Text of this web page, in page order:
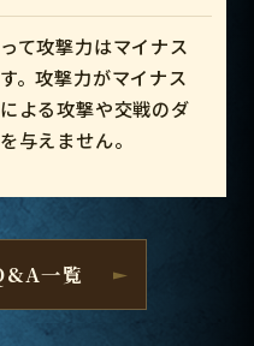
て攻撃力はマイナス
。攻撃力がマイナス
よる攻撃や交戦のダ
与えません。
一覧